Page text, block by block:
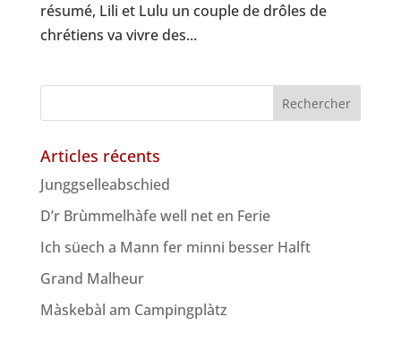
résumé, Lili et Lulu un couple de drôles de
chrétiens va vivre des...
Articles récents
Junggselleabschied
D’r Brùmmelhàfe well net en Ferie
Ich süech a Mann fer minni besser Halft
Grand Malheur
Màskebàl am Campingplàtz